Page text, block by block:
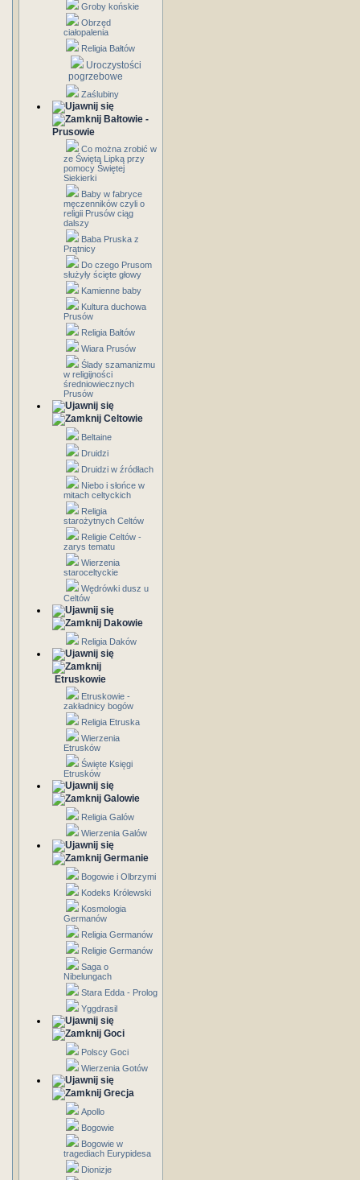
Groby końskie
Obrzęd
ciałopalenia
Religia Bałtów
Uroczystości
pogrzebowe
Zaślubiny
Bałtowie -
Prusowie
Co można zrobić w
ze Świętą Lipką przy
pomocy Świętej
Siekierki
Baby w fabryce
męczenników czyli o
religii Prusów ciąg
dalszy
Baba Pruska z
Prątnicy
Do czego Prusom
służyły ścięte głowy
Kamienne baby
Kultura duchowa
Prusów
Religia Bałtów
Wiara Prusów
Ślady szamanizmu
w religijności
średniowiecznych
Prusów
Celtowie
Beltaine
Druidzi
Druidzi w źródłach
Niebo i słońce w
mitach celtyckich
Religia
starożytnych Celtów
Religie Celtów -
zarys tematu
Wierzenia
staroceltyckie
Wędrówki dusz u
Celtów
Dakowie
Religia Daków
Etruskowie
Etruskowie -
zakładnicy bogów
Religia Etruska
Wierzenia
Etrusków
Święte Księgi
Etrusków
Galowie
Religia Galów
Wierzenia Galów
Germanie
Bogowie i Olbrzymi
Kodeks Królewski
Kosmologia
Germanów
Religia Germanów
Religie Germanów
Saga o
Nibelungach
Stara Edda - Prolog
Yggdrasil
Goci
Polscy Goci
Wierzenia Gotów
Grecja
Apollo
Bogowie
Bogowie w
tragediach Eurypidesa
Dionizje